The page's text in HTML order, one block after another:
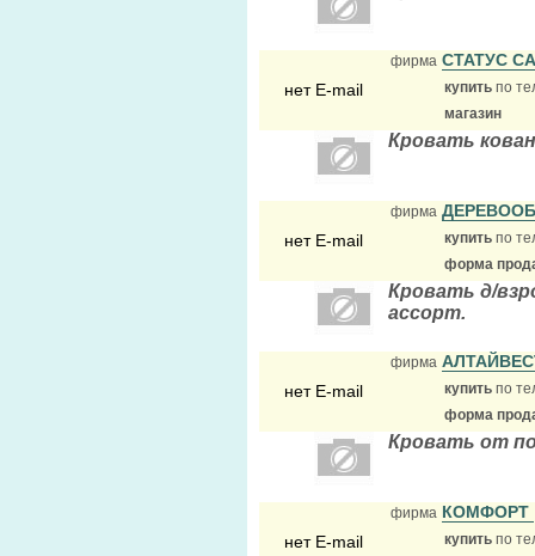
нет E-mail
фирма СТАТУС
купить по
магазин
Кровать
нет E-mail
фирма
купить по
форма
Кровать д/
ассорт.
нет E-mail
фирма
купить по
форма
Кровать от
нет E-mail
фирма КОМФОРТ
купить по